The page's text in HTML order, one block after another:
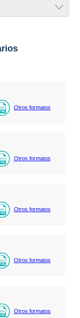
Otros formatos
Otros formatos
Otros formatos
Otros formatos
Otros formatos